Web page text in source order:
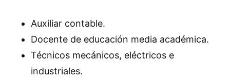
Auxiliar contable.
Docente de educación media académica.
Técnicos mecánicos, eléctricos e
industriales.